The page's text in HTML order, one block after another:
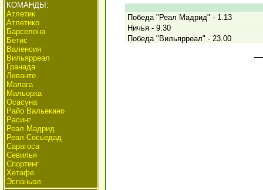
КОМАНДЫ:
Атлетик
Атлетико
Барселона
Бетис
Валенсия
Вильярреал
Гранада
Леванте
Малага
Мальорка
Осасуна
Райо Вальекано
Расинг
Реал Мадрид
Реал Сосьедад
Сарагоса
Севилья
Спортинг
Хетафе
Эспаньол
Победа "Реал Мадрид" - 1.13
Ничья - 9.30
Победа "Вильярреал" - 23.00